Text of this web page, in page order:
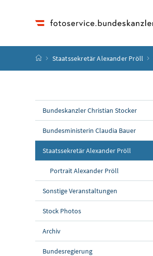
Startseite
Staatssekretär Alexander Pröll
Bundeskanzler Christian Stocker
Bundesministerin Claudia Bauer
Staatssekretär Alexander Pröll
Portrait Alexander Pröll
Sonstige Veranstaltungen
Stock Photos
Archiv
Bundesregierung